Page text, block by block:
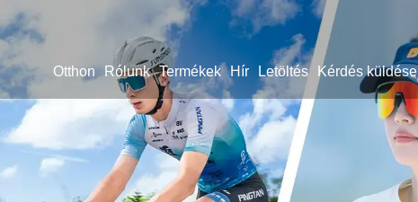
Otthon Rólunk Termékek Hír Letöltés Kérdés küldése